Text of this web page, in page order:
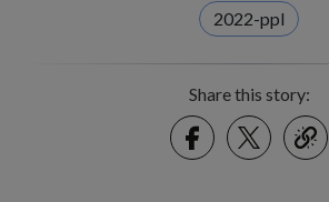
2022-ppl
Share this story:
FacebookTwitter
link